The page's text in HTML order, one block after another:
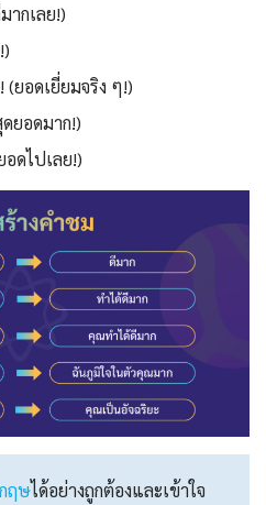
ากเลย!)
(ยอดเยี่ยมจริง ๆ!)
ยอดมาก!)
อดไปเลย!)
ฤษได้อย่างถูกต้องและเข้าใจ